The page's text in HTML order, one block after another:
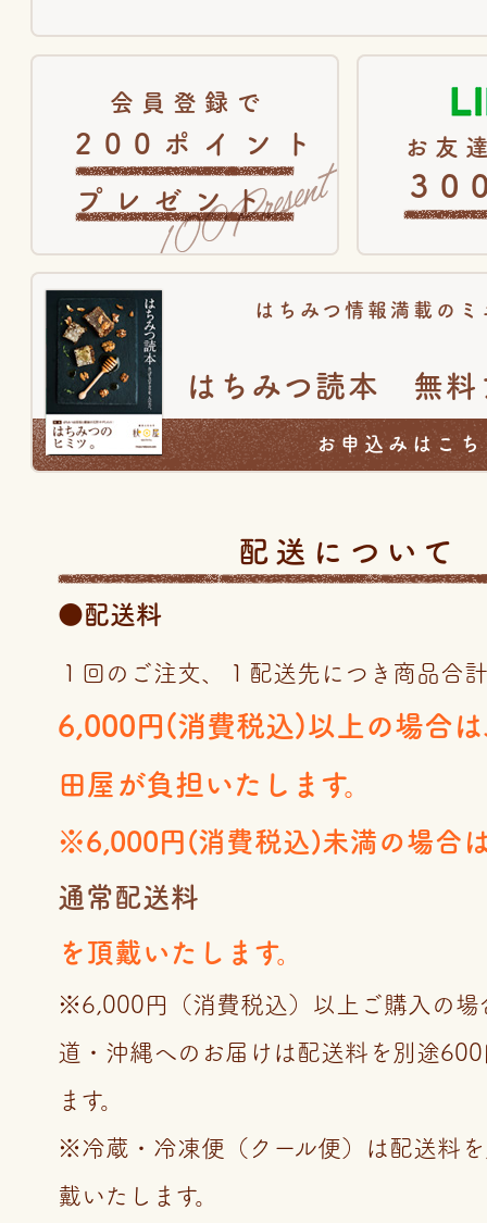
会員登録で
200ポイント
プレゼント
お友
はちみつ情報満載のミ
はちみつ読本 無料
お申込みはこ
配送について
●配送料
１回のご注文、１配送先につき商品合
6,000円(消費税込)以上の場合
田屋が負担いたします。
※6,000円(消費税込)未満の場合
通常配送料
を頂戴いたします。
※6,000円（消費税込）以上ご購入の場
道・沖縄へのお届けは配送料を別途
ます。
※冷蔵・冷凍便（クール便）は配送料
戴いたします。